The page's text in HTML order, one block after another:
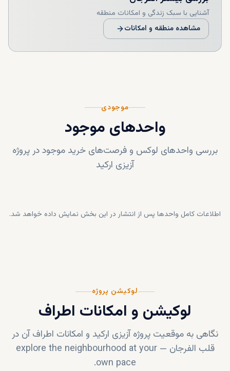
آشنایی با سبک زندگی و امکانات منطقه
مشاهده منطقه و امکانات
موجودی
واحدهای موجود
بررسی واحدهای لوکس و فرصت‌های خرید موجود در پروژه
آزیزی ارکید
اطلاعات کامل واحدها پس از انتشار در این بخش نمایش داده خواهد شد.
لوکیشن پروژه
لوکیشن و امکانات اطراف
نگاهی به موقعیت پروژه آزیزی ارکید و امکانات اطراف آن در
قلب الفرجان —
explore the neighbourhood at your
own pace.